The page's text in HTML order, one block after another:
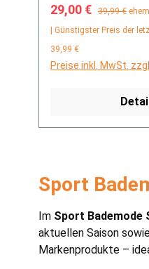
Verkaufspreis:
29,00 € Regulärer
39,99 €
| Günstigster Preis der
39,99 €
Preise inkl. MwSt.
Sport
Im Sport Bademode
aktuellen Saison
Markenprodukte –